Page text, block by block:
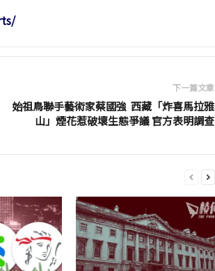
下一篇文章
始祖鳥聯手藝術家蔡國強 西藏「炸喜馬拉雅
山」煙花惹破壞生態爭議 官方表明調查